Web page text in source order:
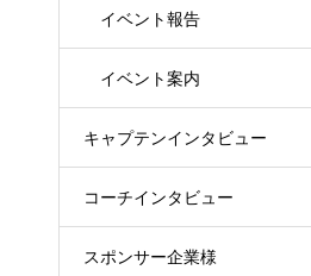
イベント報告
イベント案内
キャプテンインタビュー
コーチインタビュー
スポンサー企業様